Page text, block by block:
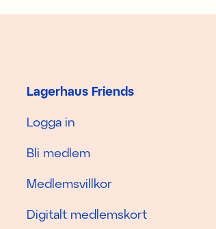
Lagerhaus Friends
Logga in
Bli medlem
Medlemsvillkor
Digitalt medlemskort